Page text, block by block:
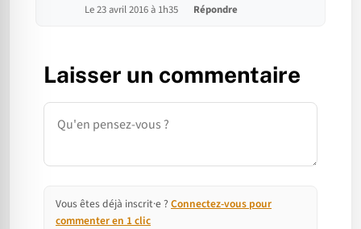
Le 23 avril 2016 à 1h35 Répondre
Laisser un commentaire
Commentaire
Vous êtes déjà inscrit·e ? Connectez-vous pour
commenter en 1 clic